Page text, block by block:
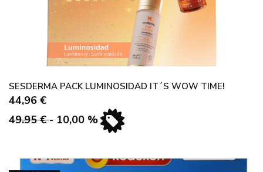
HELIOCARE
LORING
NEUTROGENA
NUTRIBEN
PHYTO
SESDERMA PACK LUMINOSIDAD IT´S WOW TIME!
44,96 €
49.95 €- 10,00 %